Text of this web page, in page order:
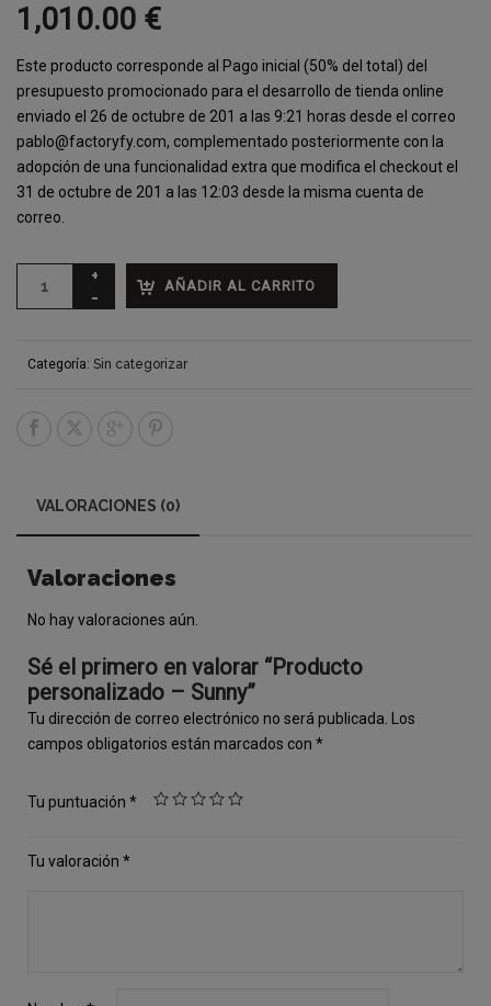
1,010.00 €
Este producto corresponde al Pago inicial (50% del total) del
presupuesto promocionado para el desarrollo de tienda online
enviado el 26 de octubre de 201 a las 9:21 horas desde el correo
pablo@factoryfy.com, complementado posteriormente con la
adopción de una funcionalidad extra que modifica el checkout el
31 de octubre de 201 a las 12:03 desde la misma cuenta de
correo.
AÑADIR AL CARRITO
Categoría: Sin categorizar
VALORACIONES (0)
Valoraciones
No hay valoraciones aún.
Sé el primero en valorar “Producto
personalizado – Sunny”
Tu dirección de correo electrónico no será publicada.
Los
campos obligatorios están marcados con *
Tu puntuación *
Tu valoración *